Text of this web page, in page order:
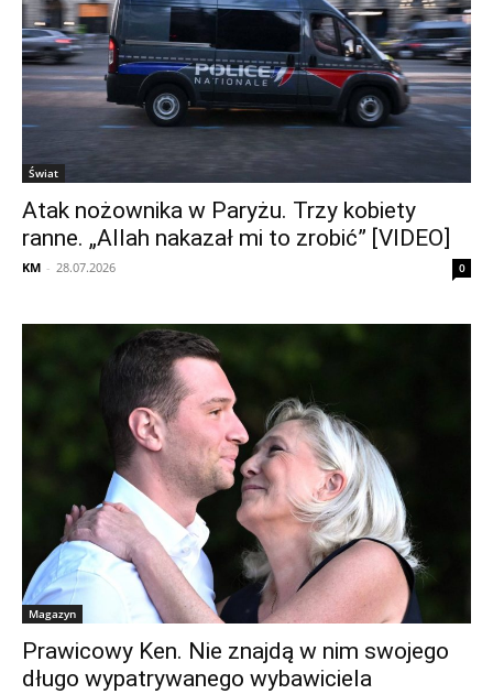
Świat
Atak nożownika w Paryżu. Trzy kobiety
ranne. „Allah nakazał mi to zrobić” [VIDEO]
KM - 28.07.2026 0
Magazyn
Prawicowy Ken. Nie znajdą w nim swojego
długo wypatrywanego wybawiciela